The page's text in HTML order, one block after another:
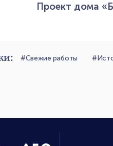
Проект дома
#Свежие работы